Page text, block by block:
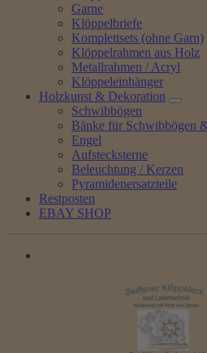
Garne
Klöppelbriefe
Komplettsets (ohne Garn)
Klöppelrahmen aus Holz
Metallrahmen / Acryl
Klöppeleinhänger
Holzkunst & Dekoration
Schwibbögen
Bänke für Schwibbögen
Engel
Aufstecksterne
Beleuchtung / Kerzen
Pyramidenersatzteile
Restposten
EBAY SHOP